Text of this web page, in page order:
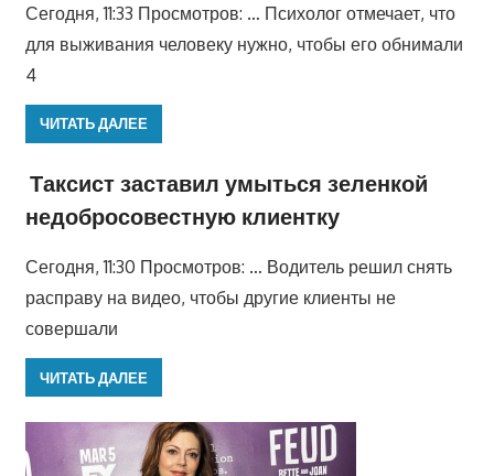
Сегодня, 11:33 Просмотров: … Психолог отмечает, что
для выживания человеку нужно, чтобы его обнимали
4
ЧИТАТЬ ДАЛЕЕ
Таксист заставил умыться зеленкой
недобросовестную клиентку
Сегодня, 11:30 Просмотров: … Водитель решил снять
расправу на видео, чтобы другие клиенты не
совершали
ЧИТАТЬ ДАЛЕЕ